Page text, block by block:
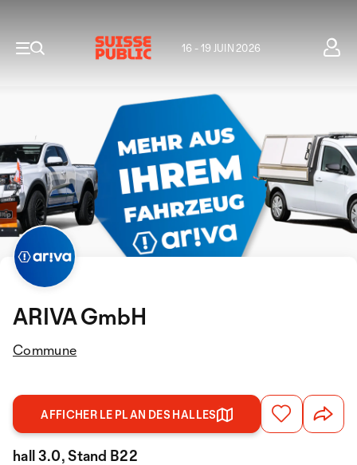
16 - 19 JUIN 2026
ARIVA GmbH
Commune
AFFICHER LE PLAN DES HALLES
hall 3.0, Stand B22